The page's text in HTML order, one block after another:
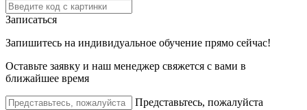
Записаться
Запишитесь на индивидуальное обучение прямо сейчас!
Оставьте заявку и наш менеджер свяжется с вами в
ближайшее время
Представьтесь, пожалуйста